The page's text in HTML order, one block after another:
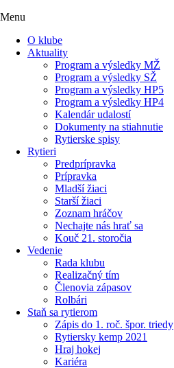
Menu
O klube
Aktuality
Program a výsledky MŽ
Program a výsledky SŽ
Program a výsledky HP5
Program a výsledky HP4
Kalendár udalostí
Dokumenty na stiahnutie
Rytierske spisy
Rytieri
Predprípravka
Prípravka
Mladší žiaci
Starší žiaci
Zoznam hráčov
Nechajte nás hrať sa
Kouč 21. storočia
Vedenie
Rada klubu
Realizačný tím
Členovia zápasov
Rolbári
Staň sa rytierom
Zápis do 1. roč. špor. triedy
Rytiersky kemp 2021
Hraj hokej
Kariéra